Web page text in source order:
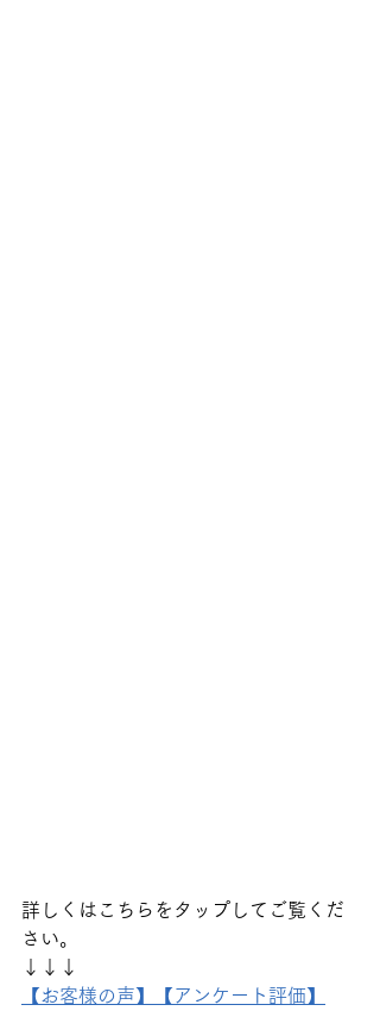
詳しくはこちらをタップしてご覧くだ
さい。
↓↓↓
【お客様の声】【アンケート評価】